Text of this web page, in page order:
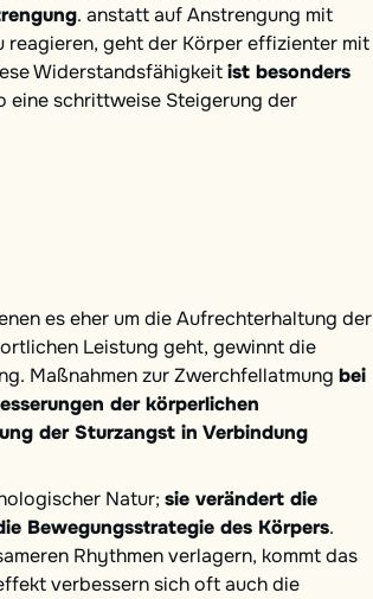
. anstatt auf Anstrengung mit
reagieren, geht der Körper effizienter mit
Widerstandsfähigkeitist besonders
eine schrittweise Steigerung der
es eher um die Aufrechterhaltung der
Leistung geht, gewinnt die
Maßnahmen zur Zwerchfellatmung bei
der körperlichen
der Sturzangst in Verbindung
Natur; sie verändert die
Bewegungsstrategie des Körpers.
Rhythmen verlagern, kommt das
verbessern sich oft auch die